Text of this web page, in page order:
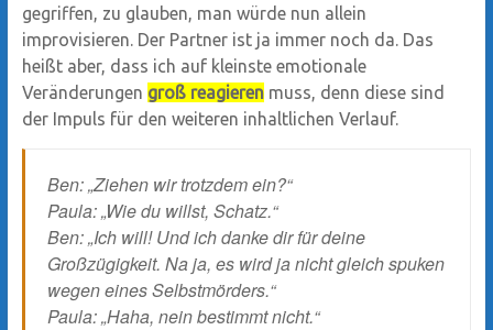
gegriffen, zu glauben, man würde nun allein
improvisieren. Der Partner ist ja immer noch da. Das
heißt aber, dass ich auf kleinste emotionale
Veränderungen groß reagierenmuss, denn diese sind
der Impuls für den weiteren inhaltlichen Verlauf.
Ben: „Ziehen wir trotzdem ein?“
Paula: „Wie du willst, Schatz.“
Ben: „Ich will! Und ich danke dir für deine
Großzügigkeit. Na ja, es wird ja nicht gleich spuken
wegen eines Selbstmörders.“
Paula: „Haha, nein bestimmt nicht.“